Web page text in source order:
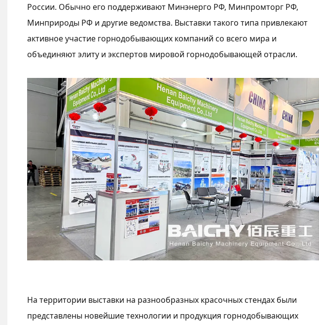
России. Обычно его поддерживают Минэнерго РФ, Минпромторг РФ,
Минприроды РФ и другие ведомства. Выставки такого типа привлекают
активное участие горнодобывающих компаний со всего мира и
объединяют элиту и экспертов мировой горнодобывающей отрасли.
На территории выставки на разнообразных красочных стендах были
представлены новейшие технологии и продукция горнодобывающих